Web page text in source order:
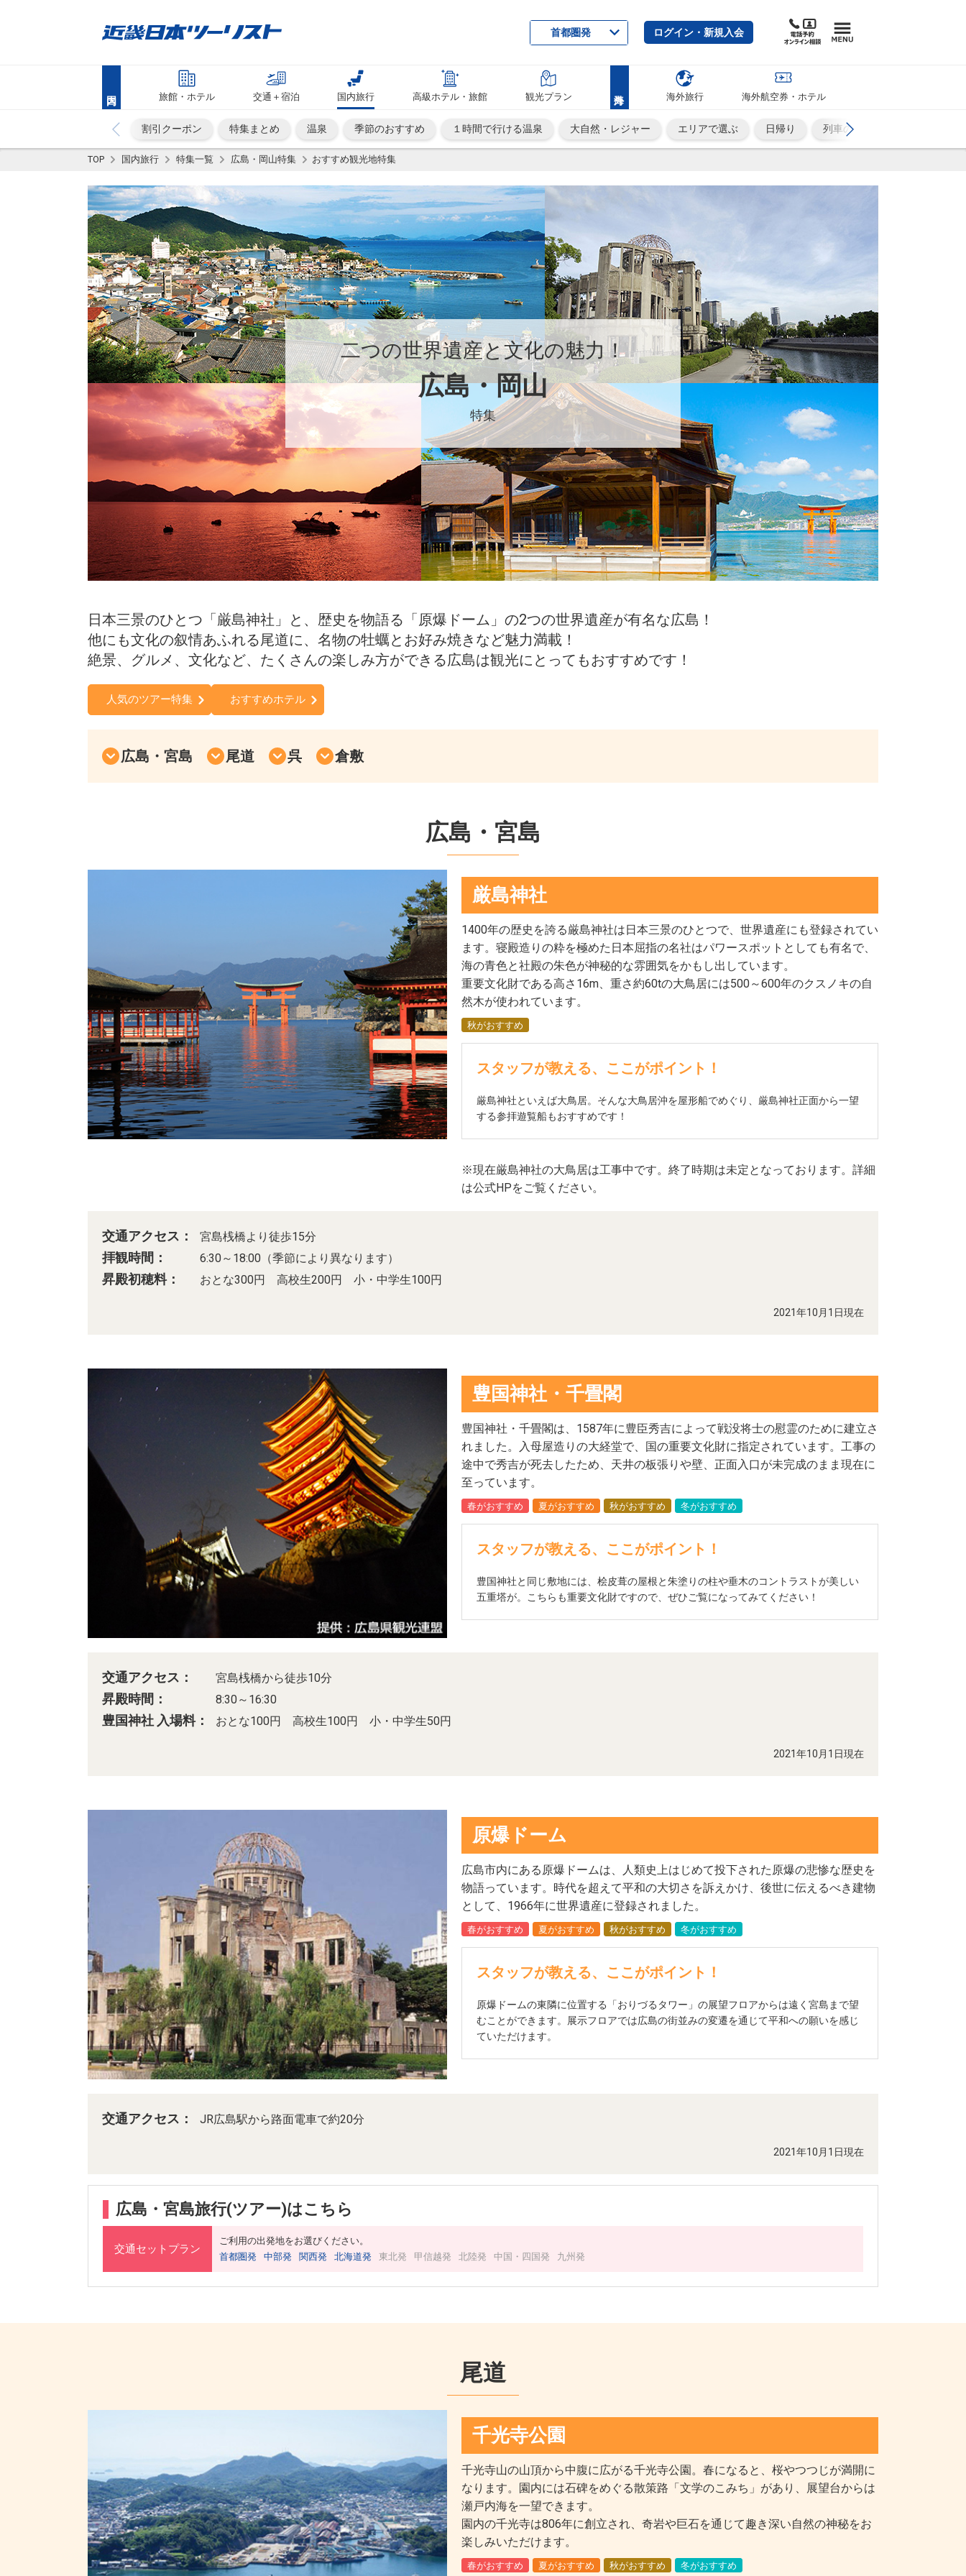
首都圏発 ログイン・新規入会
旅館・ホテル 交通＋宿泊 国内旅行 高級ホテル・旅館 観光プラン 海外旅行 海外航空券・ホテル
割引クーポン 特集まとめ 温泉 季節のおすすめ １時間で行ける温泉 大自然・レジャー エリアで選ぶ 日帰り 列車の旅
TOP 国内旅行 特集一覧 広島・岡山特集 おすすめ観光地特集
二つの世界遺産と文化の魅力！
広島・岡山
特集
日本三景のひとつ「厳島神社」と、歴史を物語る「原爆ドーム」の2つの世界遺産が有名な広島！
他にも文化の叙情あふれる尾道に、名物の牡蠣とお好み焼きなど魅力満載！
絶景、グルメ、文化など、たくさんの楽しみ方ができる広島は観光にとってもおすすめです！
人気のツアー特集 おすすめホテル
広島・宮島 尾道 呉 倉敷
広島・宮島
厳島神社
1400年の歴史を誇る厳島神社は日本三景のひとつで、世界遺産にも登録されてい
ます。寝殿造りの粋を極めた日本屈指の名社はパワースポットとしても有名で、
海の青色と社殿の朱色が神秘的な雰囲気をかもし出しています。
重要文化財である高さ16m、重さ約60tの大鳥居には500～600年のクスノキの自
然木が使われています。
秋がおすすめ
スタッフが教える、ここがポイント！
厳島神社といえば大鳥居。そんな大鳥居沖を屋形船でめぐり、厳島神社正面から一望
する参拝遊覧船もおすすめです！
※現在厳島神社の大鳥居は工事中です。終了時期は未定となっております。詳細
は公式HPをご覧ください。
交通アクセス： 宮島桟橋より徒歩15分
拝観時間： 6:30～18:00（季節により異なります）
昇殿初穂料： おとな300円 高校生200円 小・中学生100円
2021年10月1日現在
豊国神社・千畳閣
豊国神社・千畳閣は、1587年に豊臣秀吉によって戦没将士の慰霊のために建立さ
れました。入母屋造りの大経堂で、国の重要文化財に指定されています。工事の
途中で秀吉が死去したため、天井の板張りや壁、正面入口が未完成のまま現在に
至っています。
春がおすすめ 夏がおすすめ 秋がおすすめ 冬がおすすめ
スタッフが教える、ここがポイント！
豊国神社と同じ敷地には、桧皮葺の屋根と朱塗りの柱や垂木のコントラストが美しい
五重塔が。こちらも重要文化財ですので、ぜひご覧になってみてください！
交通アクセス： 宮島桟橋から徒歩10分
昇殿時間： 8:30～16:30
豊国神社 入場料： おとな100円 高校生100円 小・中学生50円
2021年10月1日現在
原爆ドーム
広島市内にある原爆ドームは、人類史上はじめて投下された原爆の悲惨な歴史を
物語っています。時代を超えて平和の大切さを訴えかけ、後世に伝えるべき建物
として、1966年に世界遺産に登録されました。
春がおすすめ 夏がおすすめ 秋がおすすめ 冬がおすすめ
スタッフが教える、ここがポイント！
原爆ドームの東隣に位置する「おりづるタワー」の展望フロアからは遠く宮島まで望
むことができます。展示フロアでは広島の街並みの変遷を通じて平和への願いを感じ
ていただけます。
交通アクセス： JR広島駅から路面電車で約20分
2021年10月1日現在
広島・宮島旅行(ツアー)はこちら
交通セットプラン
ご利用の出発地をお選びください。
首都圏発
中部発 関西発 北海道発 東北発 甲信越発 北陸発 中国・四国発 九州発
尾道
千光寺公園
千光寺山の山頂から中腹に広がる千光寺公園。春になると、桜やつつじが満開に
なります。園内には石碑をめぐる散策路「文学のこみち」があり、展望台からは
瀬戸内海を一望できます。
園内の千光寺は806年に創立され、奇岩や巨石を通じて趣き深い自然の神秘をお
楽しみいただけます。
春がおすすめ 夏がおすすめ 秋がおすすめ 冬がおすすめ